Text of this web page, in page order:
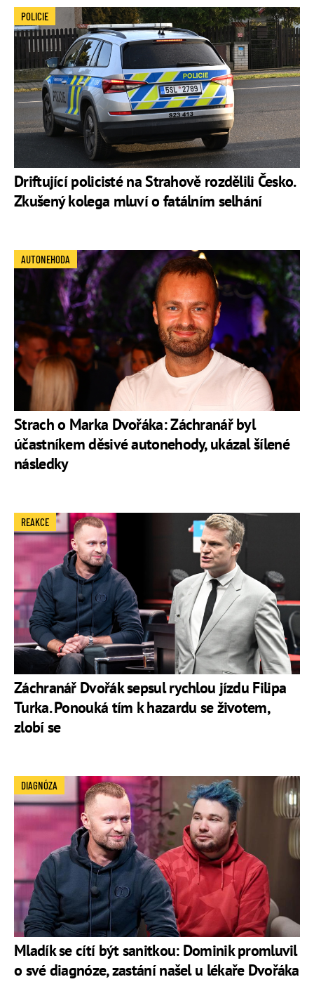
Driftující policisté na Strahově rozdělili Česko.
Zkušený kolega mluví o fatálním selhání
POLICIE
Strach o Marka Dvořáka: Záchranář byl
účastníkem děsivé autonehody, ukázal šílené
následky
AUTONEHODA
Záchranář Dvořák sepsul rychlou jízdu Filipa
Turka. Ponouká tím k hazardu se životem,
zlobí se
REAKCE
Mladík se cítí být sanitkou: Dominik promluvil
o své diagnóze, zastání našel u lékaře Dvořáka
DIAGNÓZA